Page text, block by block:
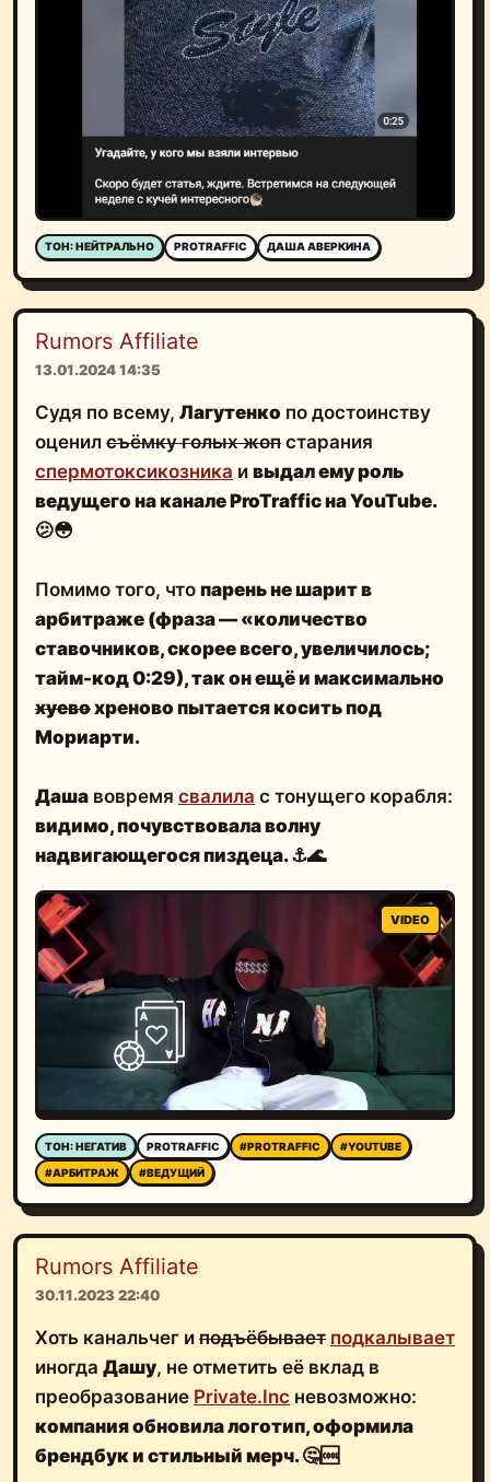
ТОН: НЕЙТРАЛЬНО PROTRAFFIC ДАША АВЕРКИНА
Rumors Affiliate
13.01.2024 14:35
Судя по всему, Лагутенко по достоинству
оценил съёмку голых жоп старания
спермотоксикозника и выдал ему роль
ведущего на каналеProTrafficна YouTube.
🫤😳
Помимо того, что парень не шарит в
арбитраже (фраза — «количество
ставочников, скорее всего, увеличилось;
тайм-код 0:29), так он ещё и максимально
хуевохреново пытается косить под
Мориарти.
Даша вовремя свалила с тонущего корабля:
видимо, почувствовала волну
надвигающегося пиздеца. ⚓️🌊
ТОН: НЕГАТИВ PROTRAFFIC #PROTRAFFIC
#YOUTUBE
#АРБИТРАЖ
#ВЕДУЩИЙ
Rumors Affiliate
30.11.2023 22:40
Хоть канальчег и подъёбывает подкалывает
иногда Дашу, не отметить её вклад в
преобразование Private.Inc невозможно:
компания обновила логотип, оформила
брендбук и стильный мерч. 🤔🆒